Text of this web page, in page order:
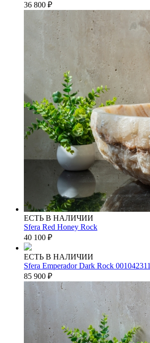
36 800 ₽
ЕСТЬ В НАЛИЧИИ
Sfera Red Honey Rock
40 100 ₽
ЕСТЬ В НАЛИЧИИ
Sfera Emperador Dark Rock 001042311
85 900 ₽